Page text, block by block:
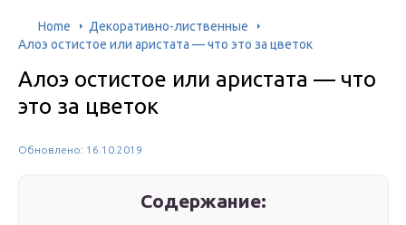
Home
Декоративно-лиственные
Алоэ остистое или аристата — что это за цветок
Алоэ остистое или аристата — что
это за цветок
Обновлено: 16.10.2019
Содержание: